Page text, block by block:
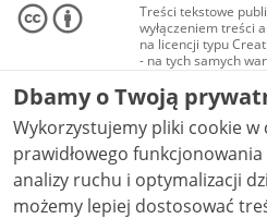
Treści tekstowe
wyłączeniem treści
na licencji typu
- na tych samych
Materiały
audio i wideo, są
Creative Commons:
niekomercyjne - bez
NC-ND 4.0), o ile nie
Dbamy o Twoją
Wykorzystujemy pliki cookie w
prawidłowego
analizy ruchu i optymalizacji działania
możemy lepiej dostosować